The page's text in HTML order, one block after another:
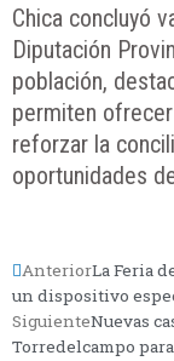
Chica concluyó
Diputación
población,
permiten
reforzar la
oportunidades
AnteriorLa Feria
un dispositivo
SiguienteNuevas
Torredelcampo